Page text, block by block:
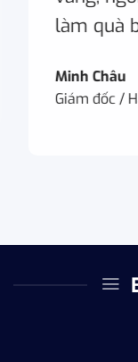
làm quà
Minh Châu
Giám đốc / Hà